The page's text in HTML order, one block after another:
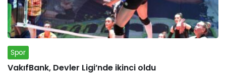
Spor
VakıfBank, Devler Ligi’nde ikinci oldu